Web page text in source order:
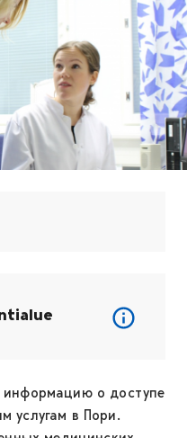
о доступе
услугам в Пори.